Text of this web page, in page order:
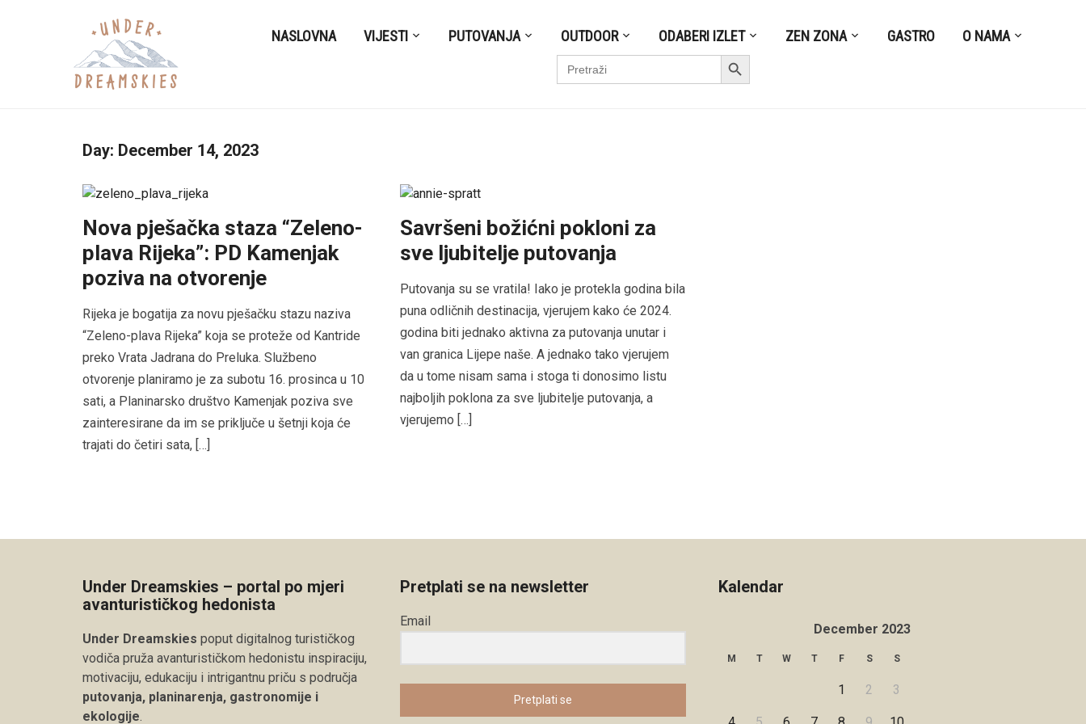
NASLOVNA VIJESTI PUTOVANJA OUTDOOR ODABERI IZLET ZEN ZONA GASTRO O NAMA
Search
for:
Search Button
Day: December 14, 2023
Nova pješačka staza “Zeleno-
plava Rijeka”: PD Kamenjak
poziva na otvorenje
Rijeka je bogatija za novu pješačku stazu naziva
“Zeleno-plava Rijeka” koja se proteže od Kantride
preko Vrata Jadrana do Preluka. Službeno
otvorenje planiramo je za subotu 16. prosinca u 10
sati, a Planinarsko društvo Kamenjak poziva sve
zainteresirane da im se priključe u šetnji koja će
trajati do četiri sata, […]
Savršeni božićni pokloni za
sve ljubitelje putovanja
Putovanja su se vratila! Iako je protekla godina bila
puna odličnih destinacija, vjerujem kako će 2024.
godina biti jednako aktivna za putovanja unutar i
van granica Lijepe naše. A jednako tako vjerujem
da u tome nisam sama i stoga ti donosimo listu
najboljih poklona za sve ljubitelje putovanja, a
vjerujemo […]
Under Dreamskies – portal po mjeri
avanturističkog hedonista
Under Dreamskies poput digitalnog turističkog
vodiča pruža avanturističkom hedonistu inspiraciju,
motivaciju, edukaciju i intrigantnu priču s područja
putovanja, planinarenja, gastronomije i
ekologije.
Pretplati se na newsletter
Email
Pretplati se
Kalendar
December 2023
M T W T F S S
1 2 3